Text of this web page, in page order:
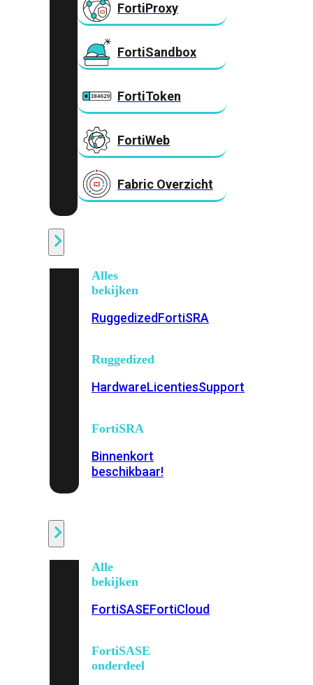
FortiProxy
FortiSandbox
FortiToken
FortiWeb
Fabric Overzicht
Alles
bekijken
RuggedizedFortiSRA
Ruggedized
HardwareLicentiesSupport
FortiSRA
Binnenkort
beschikbaar!
Alle
bekijken
FortiSASEFortiCloud
FortiSASE
onderdeel